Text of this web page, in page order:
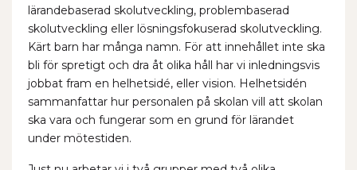
lärandebaserad skolutveckling, problembaserad
skolutveckling eller lösningsfokuserad skolutveckling.
Kärt barn har många namn. För att innehållet inte ska
bli för spretigt och dra åt olika håll har vi inledningsvis
jobbat fram en helhetsidé, eller vision. Helhetsidén
sammanfattar hur personalen på skolan vill att skolan
ska vara och fungerar som en grund för lärandet
under mötestiden.